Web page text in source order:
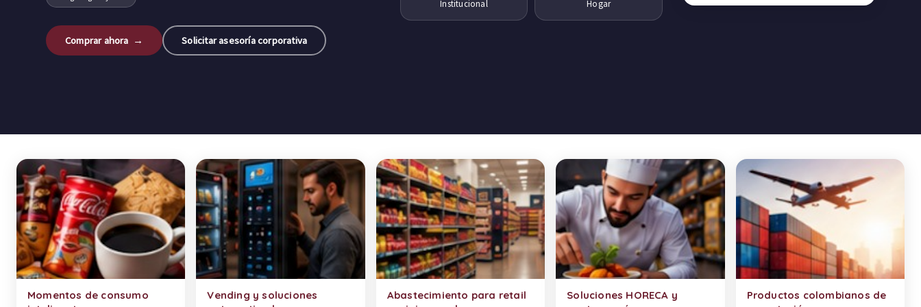
Comprar ahora → Solicitar asesoría corporativa
Institucional Hogar
Categorías de productos
Momentos de consumo
Vending y soluciones
Abastecimiento para retail
Soluciones HORECA y
Productos colombianos de